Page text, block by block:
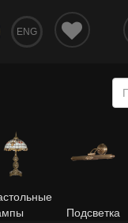
ENG
Подсветка